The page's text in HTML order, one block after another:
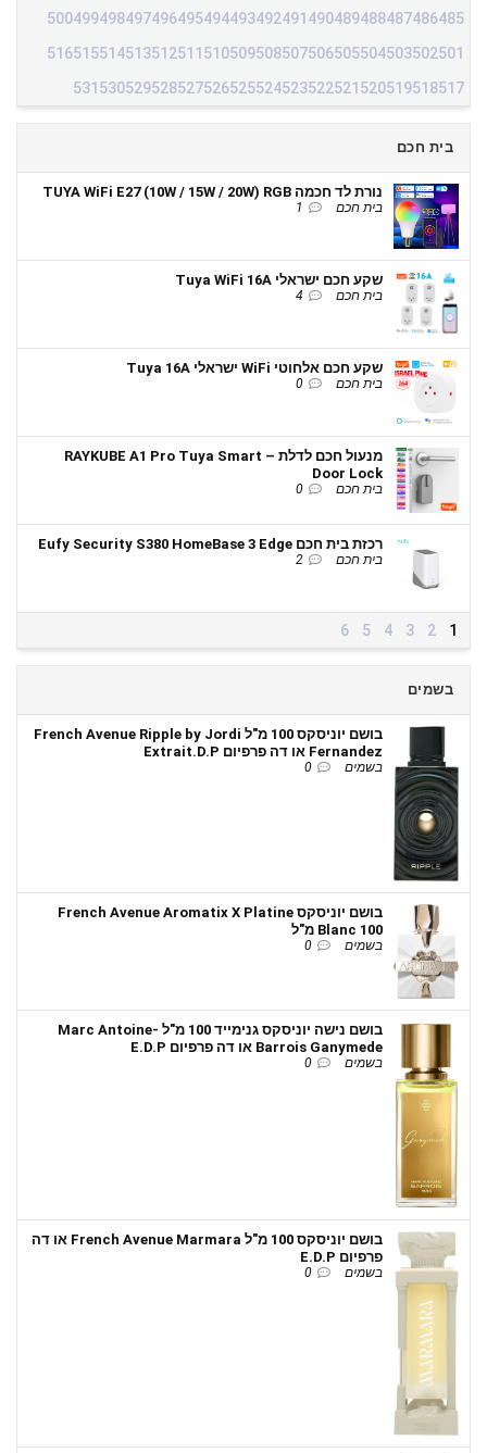
485
486
487
488
489
490
491
492
493
494
495
496
497
498
499
500
501
502
503
504
505
506
507
508
509
510
511
512
513
514
515
516
517
518
519
520
521
522
523
524
525
526
527
528
529
530
531
בית חכם
נורת לד חכמה TUYA WiFi E27 (10W / 15W / 20W) RGB
בית חכם 1
שקע חכם ישראלי Tuya WiFi 16A
בית חכם 4
שקע חכם אלחוטי WiFi ישראלי Tuya 16A
בית חכם 0
מנעול חכם לדלת – RAYKUBE A1 Pro Tuya Smart
Door Lock
בית חכם 0
רכזת בית חכם Eufy Security S380 HomeBase 3 Edge
בית חכם 2
1
2
3
4
5
6
בשמים
בושם יוניסקס 100 מ"ל French Avenue Ripple by Jordi
Fernandez או דה פרפיום Extrait.D.P
בשמים 0
בושם יוניסקס French Avenue Aromatix X Platine
Blanc 100 מ"ל
בשמים 0
בושם נישה יוניסקס גנימייד 100 מ"ל Marc Antoine-
Barrois Ganymede או דה פרפיום E.D.P
בשמים 0
בושם יוניסקס 100 מ"ל French Avenue Marmara או דה
פרפיום E.D.P
בשמים 0